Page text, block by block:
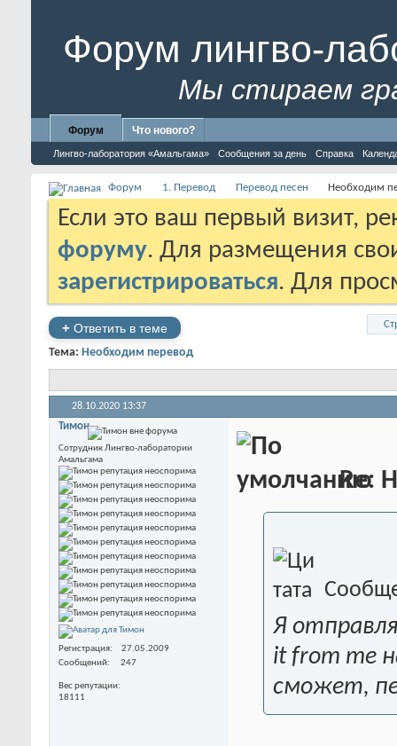
Форум лингво-
Мы стираем
Форум
Лингво-лаборатория «Амальгама» Сообщения за день Справка
Что нового?
Форум 1. Перевод Перевод песен Необходим
Если это ваш первый визит,
форуму. Для размещения
зарегистрироваться. Для
+ Ответить в теме
Тема: Необходим перевод
28.10.2020 13:37
Тимон
Сотрудник Лингво-лаборатории
Амальгама
Регистрация
27.05.2009
Сообщений
247
Вес репутации
18111
Re:
Я
it from me
сможет,